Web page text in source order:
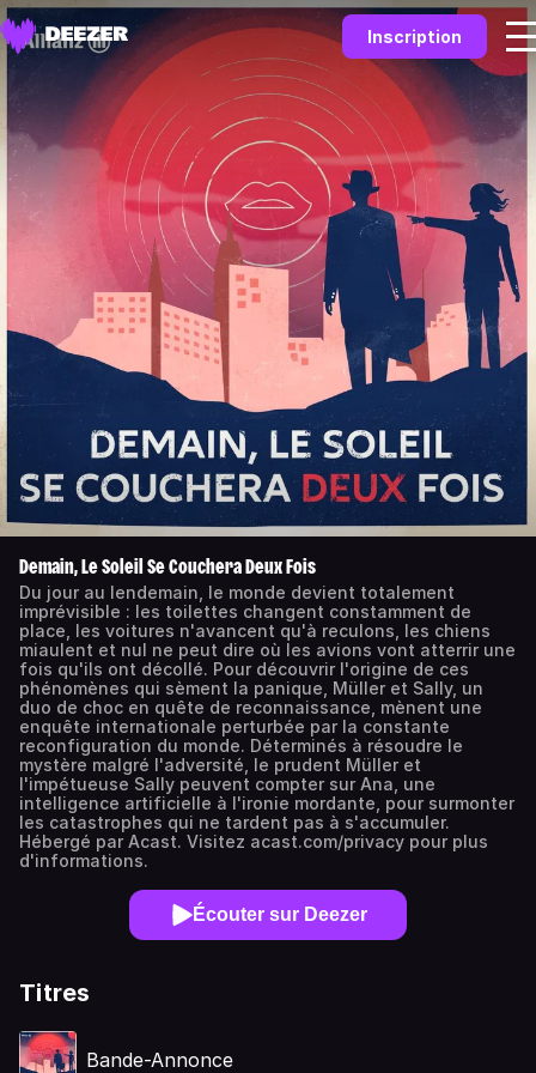
Inscription
Demain, Le Soleil Se Couchera Deux Fois
Du jour au lendemain, le monde devient totalement
imprévisible : les toilettes changent constamment de
place, les voitures n'avancent qu'à reculons, les chiens
miaulent et nul ne peut dire où les avions vont atterrir une
fois qu'ils ont décollé. Pour découvrir l'origine de ces
phénomènes qui sèment la panique, Müller et Sally, un
duo de choc en quête de reconnaissance, mènent une
enquête internationale perturbée par la constante
reconfiguration du monde. Déterminés à résoudre le
mystère malgré l'adversité, le prudent Müller et
l'impétueuse Sally peuvent compter sur Ana, une
intelligence artificielle à l'ironie mordante, pour surmonter
les catastrophes qui ne tardent pas à s'accumuler.
Hébergé par Acast. Visitez acast.com/privacy pour plus
d'informations.
Écouter sur Deezer
Titres
Bande-Annonce